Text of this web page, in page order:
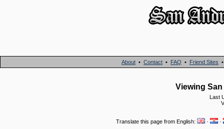
About • Contact • FAQ • Friend Sites
Viewing
Last
Translate this page from English: · ·